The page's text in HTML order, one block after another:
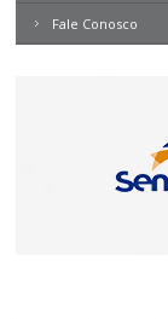
Logística Reversa
Conselho de
Conselho
Advocacy
sindicais do
Médicos
Motoristas
Contemporâneo
Revista
Expresso MEI
Fale Conosco